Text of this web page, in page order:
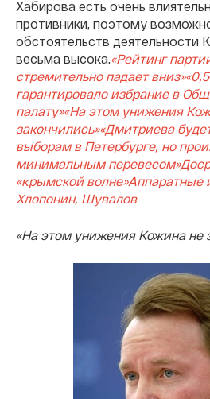
Хабирова есть очень
противники, поэтому
обстоятельств деятельности
весьма высока. «Рейтинг
стремительно падает вниз»
гарантировало избрание в
палату»«На этом унижения
закончились»«Дмитриева
выборам в Петербурге, но
минимальным перевесом»
«крымской волне»Аппаратные
Хлопонин, Шувалов
«На этом унижения Кожина не